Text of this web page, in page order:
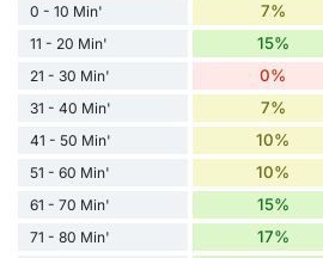
0 - 10 Min'
7%
11 - 20 Min' 15%
21 - 30 Min' 0%
31 - 40 Min' 7%
41 - 50 Min' 10%
51 - 60 Min' 10%
61 - 70 Min' 15%
71 - 80 Min' 17%